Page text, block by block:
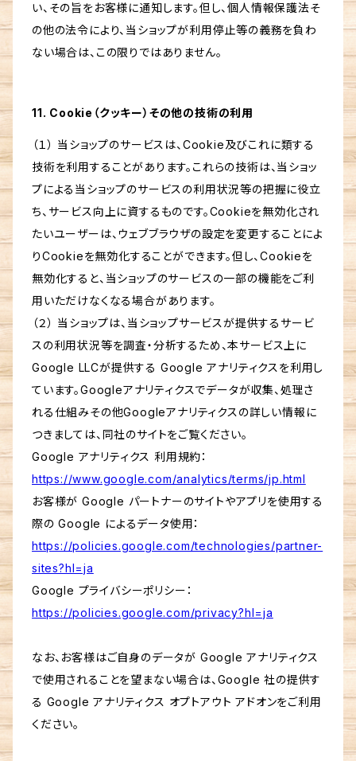
い、その旨をお客様に通知します。但し、個人情報保護法そ
の他の法令により、当ショップが利用停止等の義務を負わ
ない場合は、この限りではありません。
11. Cookie（クッキー）その他の技術の利用
（１） 当ショップのサービスは、Cookie及びこれに類する
技術を利用することがあります。これらの技術は、当ショッ
プによる当ショップのサービスの利用状況等の把握に役立
ち、サービス向上に資するものです。Cookieを無効化され
たいユーザーは、ウェブブラウザの設定を変更することによ
りCookieを無効化することができます。但し、Cookieを
無効化すると、当ショップのサービスの一部の機能をご利
用いただけなくなる場合があります。
（２） 当ショップは、当ショップサービスが提供するサービ
スの利用状況等を調査・分析するため、本サービス上に
Google LLCが提供する Google アナリティクスを利用し
ています。Googleアナリティクスでデータが収集、処理さ
れる仕組みその他Googleアナリティクスの詳しい情報に
つきましては、同社のサイトをご覧ください。
Google アナリティクス 利用規約：
https://www.google.com/analytics/terms/jp.html
お客様が Google パートナーのサイトやアプリを使用する
際の Google によるデータ使用：
https://policies.google.com/technologies/partner-
sites?hl=ja
Google プライバシーポリシー：
https://policies.google.com/privacy?hl=ja
なお、お客様はご自身のデータが Google アナリティクス
で使用されることを望まない場合は、Google 社の提供す
る Google アナリティクス オプトアウト アドオンをご利用
ください。